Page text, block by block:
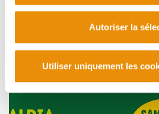
Autoriser la
Utiliser uniquement les
2020/04/15